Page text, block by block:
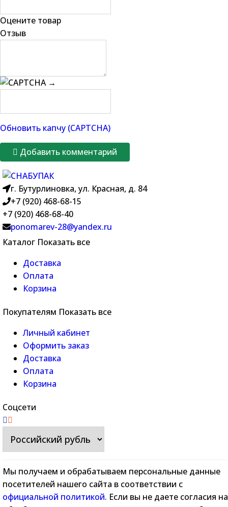
Оцените товар
Отзыв
→
Обновить капчу (CAPTCHA)
Добавить комментарий
г. Бутурлиновка, ул. Красная, д. 84
+7 (920) 468-68-15
+7 (920) 468-68-40
ponomarev-28@yandex.ru
Каталог Показать все
Доставка
Оплата
Корзина
Покупателям Показать все
Личный кабинет
Оформить заказ
Доставка
Оплата
Корзина
Соцсети
Мы получаем и обрабатываем персональные данные
посетителей нашего сайта в соответствии с
официальной политикой. Если вы не даете согласия на